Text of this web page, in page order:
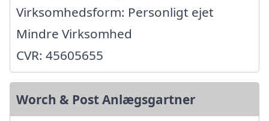
Virksomhedsform: Personligt ejet
Mindre Virksomhed
CVR: 45605655
Worch & Post Anlægsgartner